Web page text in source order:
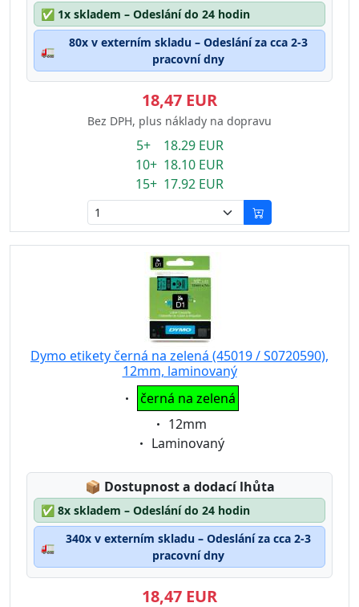
✅ 1x skladem – Odeslání do 24 hodin
🚛
80x v externím skladu – Odeslání za cca 2-3
pracovní dny
18,47 EUR
Bez DPH, plus náklady na dopravu
5+ 18.29 EUR
10+ 18.10 EUR
15+ 17.92 EUR
Dymo etikety černá na zelená (45019 / S0720590),
12mm, laminovaný
Eigenschaft:
černá na zelená
Eigenschaft:
12mm
Eigenschaft:
Laminovaný
📦 Lagerstatus:
Dostupnost a dodací lhůta
✅ 8x skladem – Odeslání do 24 hodin
🚛
340x v externím skladu – Odeslání za cca 2-3
pracovní dny
18,47 EUR